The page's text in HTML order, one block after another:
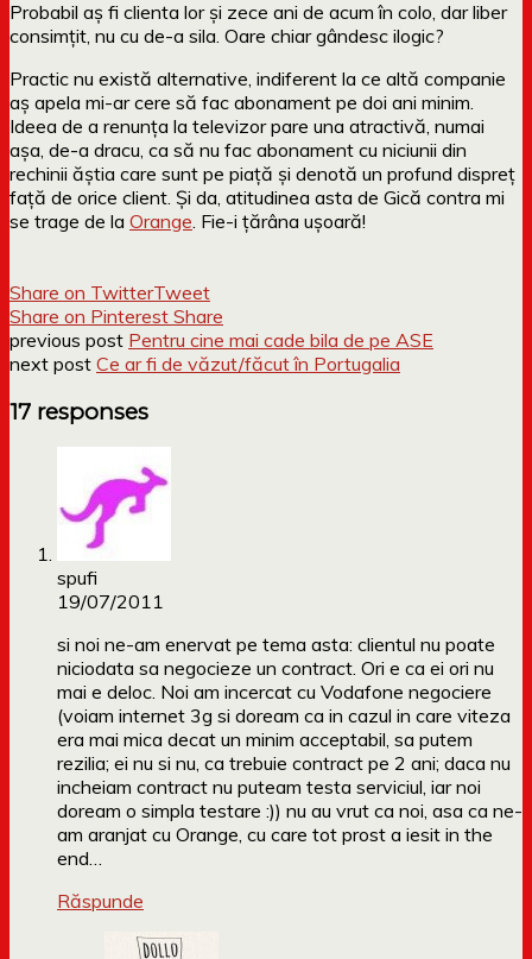
Probabil aș fi clienta lor și zece ani de acum în colo, dar liber
consimțit, nu cu de-a sila. Oare chiar gândesc ilogic?
Practic nu există alternative, indiferent la ce altă companie
aș apela mi-ar cere să fac abonament pe doi ani minim.
Ideea de a renunța la televizor pare una atractivă, numai
așa, de-a dracu, ca să nu fac abonament cu niciunii din
rechinii ăștia care sunt pe piață și denotă un profund dispreț
față de orice client. Și da, atitudinea asta de Gică contra mi
se trage de la Orange . Fie-i țărâna ușoară!
Share on TwitterTweet
Share on Pinterest Share
previous post Pentru cine mai cade bila de pe ASE
next post Ce ar fi de văzut/făcut în Portugalia
17 responses
spufi
19/07/2011
si noi ne-am enervat pe tema asta: clientul nu poate
niciodata sa negocieze un contract. Ori e ca ei ori nu
mai e deloc. Noi am incercat cu Vodafone negociere
(voiam internet 3g si doream ca in cazul in care viteza
era mai mica decat un minim acceptabil, sa putem
rezilia; ei nu si nu, ca trebuie contract pe 2 ani; daca nu
incheiam contract nu puteam testa serviciul, iar noi
doream o simpla testare :)) nu au vrut ca noi, asa ca ne-
am aranjat cu Orange, cu care tot prost a iesit in the
end…
Răspunde